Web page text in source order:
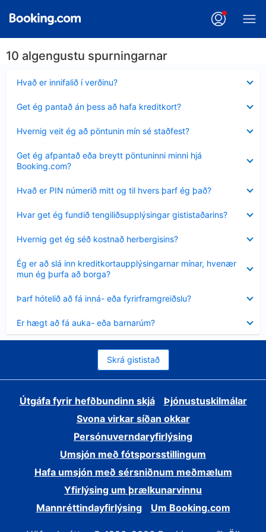
10 algengustu spurningarnar
Hvað er innifalið í verðinu?
sýnt
Get ég pantað án þess að hafa kreditkort?
sýnt
Hvernig veit ég að pöntunin mín sé staðfest?
sýnt
Get ég afpantað eða breytt pöntuninni minni hjá
Booking.com?
sýnt
Hvað er PIN númerið mitt og til hvers þarf ég það?
sýnt
Hvar get ég fundið tengiliðsupplýsingar gististaðarins?
sýnt
Hvernig get ég séð kostnað herbergisins?
sýnt
Ég er að slá inn kreditkortaupplýsingarnar mínar, hvenær
mun ég þurfa að borga?
Minna
sýnt
Þarf hótelið að fá inná- eða fyrirframgreiðslu?
sýnt
Er hægt að fá auka- eða barnarúm?
sýnt
Skrá gististað
Útgáfa fyrir hefðbundinn skjá
Þjónustuskilmálar
Svona virkar síðan okkar
Persónuverndaryfirlýsing
Umsjón með fótsporsstillingum
Hafa umsjón með sérsniðnum meðmælum
Yfirlýsing um þrælkunarvinnu
Mannréttindayfirlýsing
Um Booking.com